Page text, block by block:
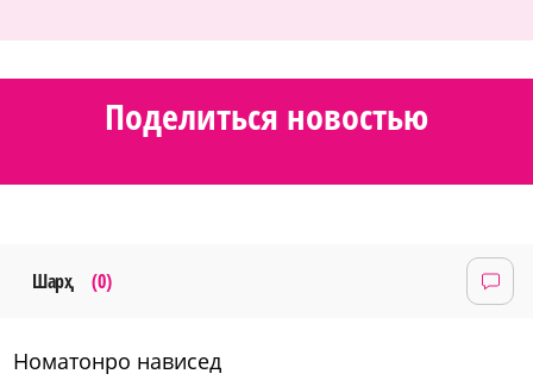
Поделиться новостью
Шарҳ (0)
номатонро нависед